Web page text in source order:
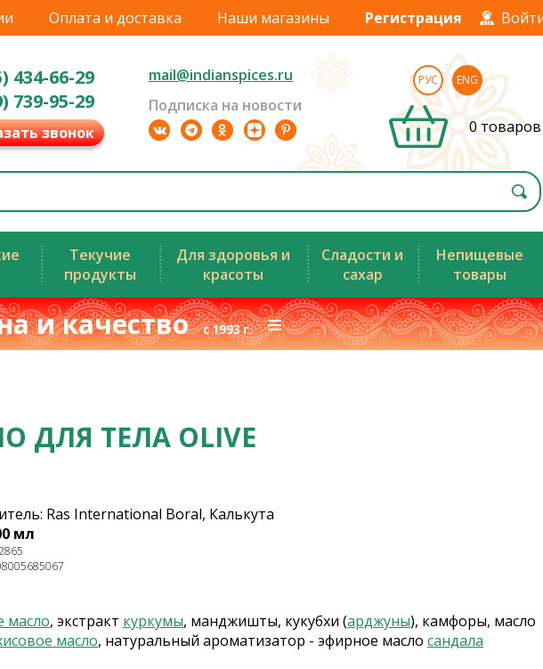
Оплата и доставка Наши магазины Регистрация
434-66-29
739-95-29
звонок
mail@indianspices.ru
Подписка на новости
РУС ENG
0 товаров
Текучие
продукты
Для здоровья и
красоты
Сладости и
сахар
Непищевые
товары
и качествос 1993 г.≡
ДЛЯ ТЕЛА OLIVE
Ras International Boral, Калькута
мл
масло, экстракт куркумы, манджишты, кукубхи (арджуны), камфоры, масло
масло, натуральный ароматизатор - эфирное масло сандала